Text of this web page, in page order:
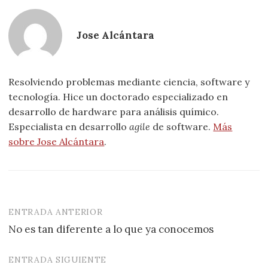
Jose Alcántara
Resolviendo problemas mediante ciencia, software y
tecnología. Hice un doctorado especializado en
desarrollo de hardware para análisis químico.
Especialista en desarrolloagile de software. Más
sobre Jose Alcántara.
Navegación
de
entradas
ENTRADA ANTERIOR
No es tan diferente a lo que ya conocemos
ENTRADA SIGUIENTE